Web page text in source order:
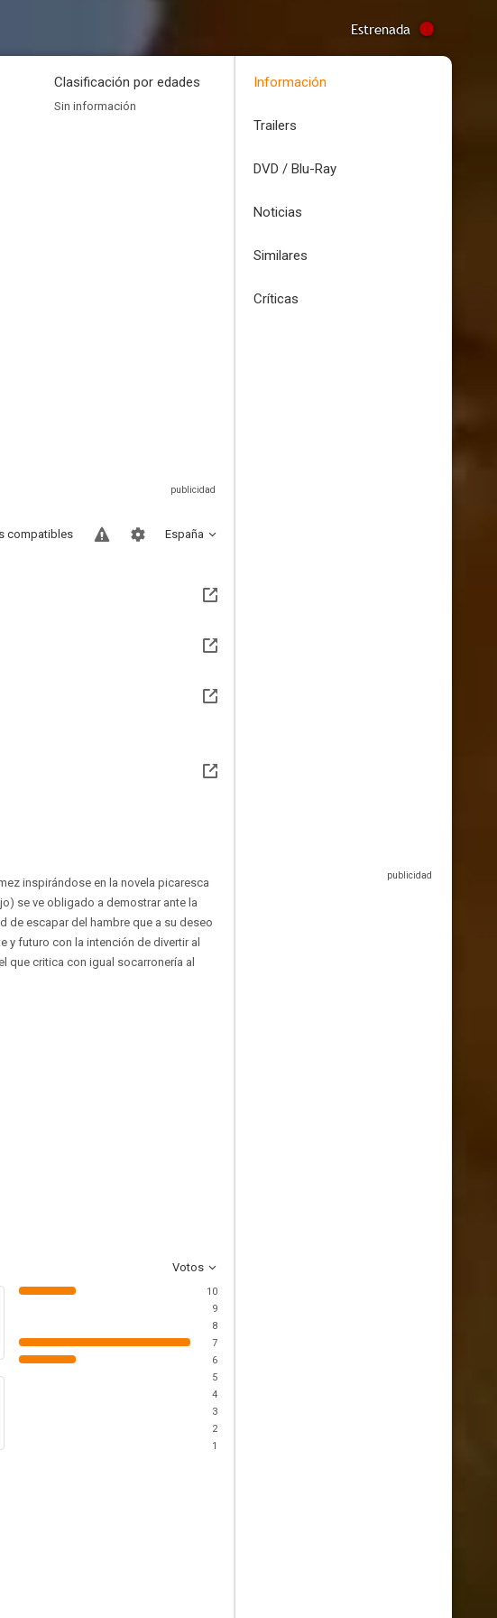
Estrenada
Clasificación por edades
Sin información
España
compatibles
inspirándose en la novela picaresca
se ve obligado a demostrar ante la
de escapar del hambre que a su deseo
futuro con la intención de divertir al
que critica con igual socarronería al
Votos
10
9
8
7
6
5
4
3
2
1
Información
Trailers
DVD / Blu-Ray
Noticias
Similares
Críticas